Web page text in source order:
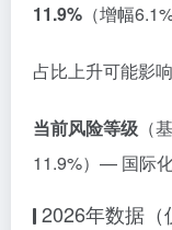
11.9% （增幅
占比上升可能影
当前风险等级 （
11.9%）— 国际
2026年数据（